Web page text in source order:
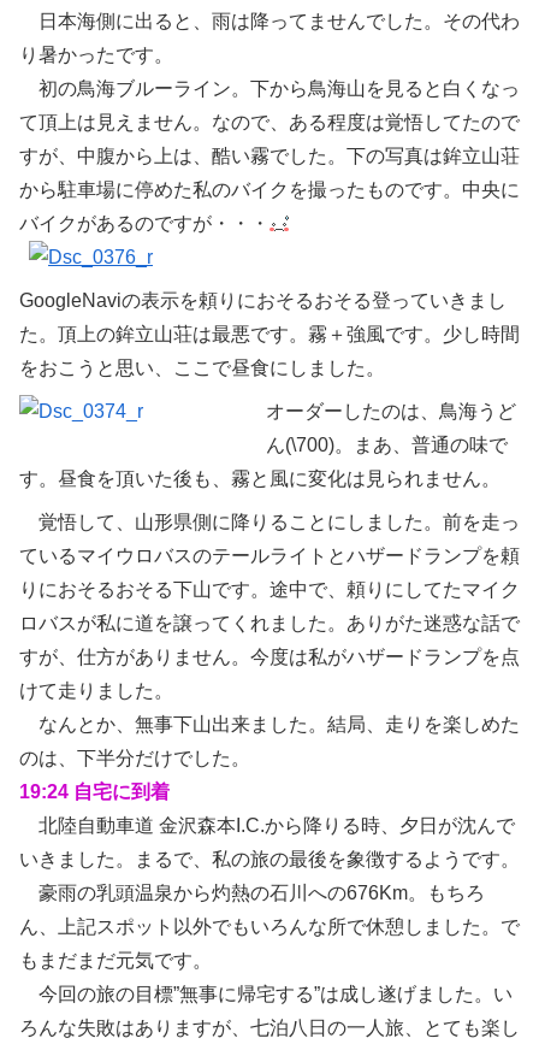
日本海側に出ると、雨は降ってませんでした。その代わ
り暑かったです。
初の鳥海ブルーライン。下から鳥海山を見ると白くなっ
て頂上は見えません。なので、ある程度は覚悟してたので
すが、中腹から上は、酷い霧でした。下の写真は鉾立山荘
から駐車場に停めた私のバイクを撮ったものです。中央に
バイクがあるのですが・・・
GoogleNaviの表示を頼りにおそるおそる登っていきまし
た。頂上の鉾立山荘は最悪です。霧＋強風です。少し時間
をおこうと思い、ここで昼食にしました。
オーダーしたのは、鳥海うど
ん(\700)。まあ、普通の味で
す。昼食を頂いた後も、霧と風に変化は見られません。
覚悟して、山形県側に降りることにしました。前を走っ
ているマイウロバスのテールライトとハザードランプを頼
りにおそるおそる下山です。途中で、頼りにしてたマイク
ロバスが私に道を譲ってくれました。ありがた迷惑な話で
すが、仕方がありません。今度は私がハザードランプを点
けて走りました。
なんとか、無事下山出来ました。結局、走りを楽しめた
のは、下半分だけでした。
19:24 自宅に到着
北陸自動車道 金沢森本I.C.から降りる時、夕日が沈んで
いきました。まるで、私の旅の最後を象徴するようです。
豪雨の乳頭温泉から灼熱の石川への676Km。もちろ
ん、上記スポット以外でもいろんな所で休憩しました。で
もまだまだ元気です。
今回の旅の目標”無事に帰宅する”は成し遂げました。い
ろんな失敗はありますが、七泊八日の一人旅、とても楽し